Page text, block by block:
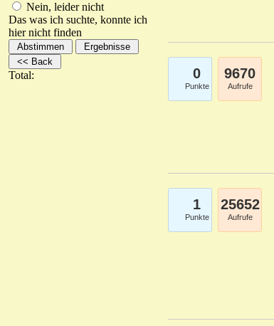
Nein, leider nicht
Das was ich suchte, konnte ich
hier nicht finden
Total: 0
Punkte
9670
Aufrufe
1
Punkte
25652
Aufrufe